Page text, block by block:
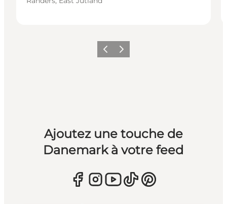
PrécédentSuivant
Ajoutez une touche de
Danemark à votre feed